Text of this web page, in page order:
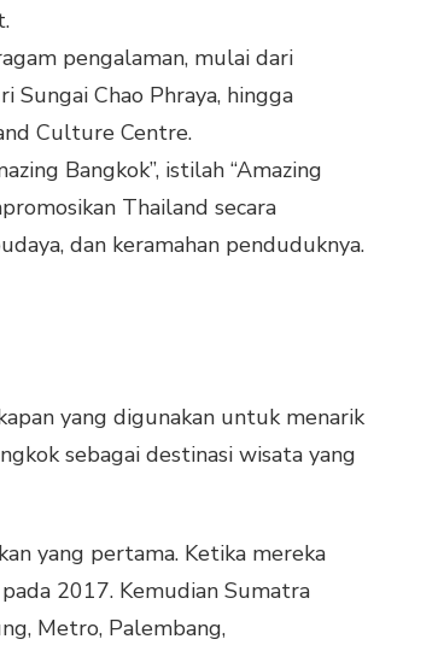
pengalaman, mulai dari
Sungai Chao Phraya, hingga
Culture Centre.
Bangkok”, istilah “Amazing
Thailand secara
dan keramahan penduduknya.
yang digunakan untuk menarik
sebagai destinasi wisata yang
yang pertama. Ketika mereka
2017. Kemudian Sumatra
Metro, Palembang,